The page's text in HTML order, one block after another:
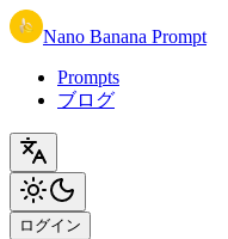
Nano Banana Prompt
Prompts
ブログ
ログイン